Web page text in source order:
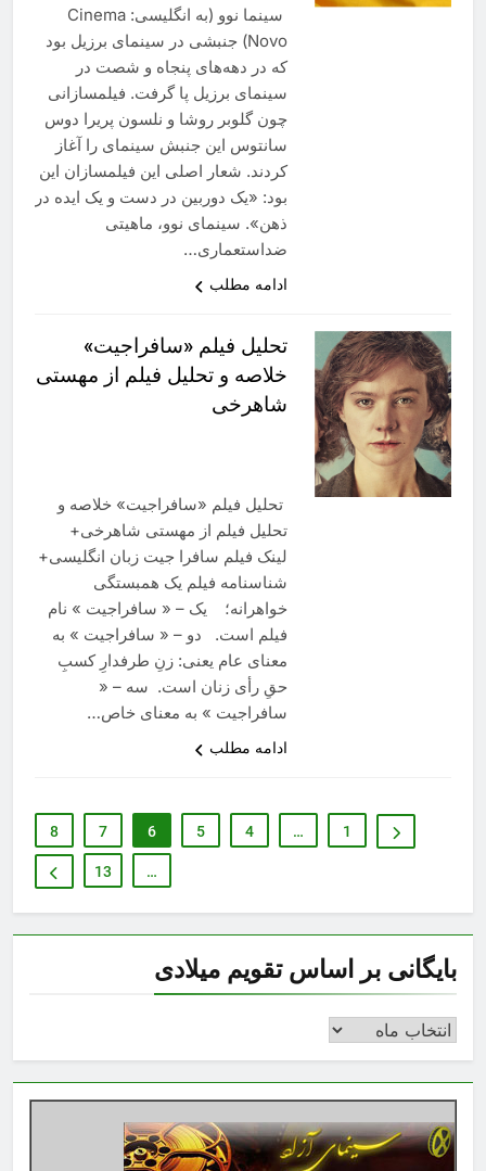
سینما نوو (به انگلیسی: Cinema
Novo) جنبشی در سینمای برزیل بود
که در دهه‌های پنجاه و شصت در
سینمای برزیل پا گرفت. فیلمسازانی
چون گلوبر روشا و نلسون پریرا دوس
سانتوس این جنبش سینمای را آغاز
کردند. شعار اصلی این فیلمسازان این
بود: «یک دوربین در دست و یک ایده در
ذهن». سینمای نوو، ماهیتی
ضداستعماری…
ادامه مطلب
تحلیل فیلم «سافراجیت»
خلاصه و تحلیل فیلم از مهستی
شاهرخی
تحلیل فیلم «سافراجیت» خلاصه و
تحلیل فیلم از مهستی شاهرخی+
لینک فیلم سافرا جیت زبان انگلیسی+
شناسنامه فیلم یک همبستگی
خواهرانه؛ یک – « سافراجیت » نام
فیلم است. دو – « سافراجیت » به
معنای عام یعنی: زنِ طرفدارِ کسبِ
حقِ رأی زنان است. سه – «
سافراجیت » به معنای خاص…
ادامه مطلب
1
…
4
5
6
7
8
…
13
بایگانی بر اساس تقویم میلادی
بایگانی
اساس
تقویم
میلادی